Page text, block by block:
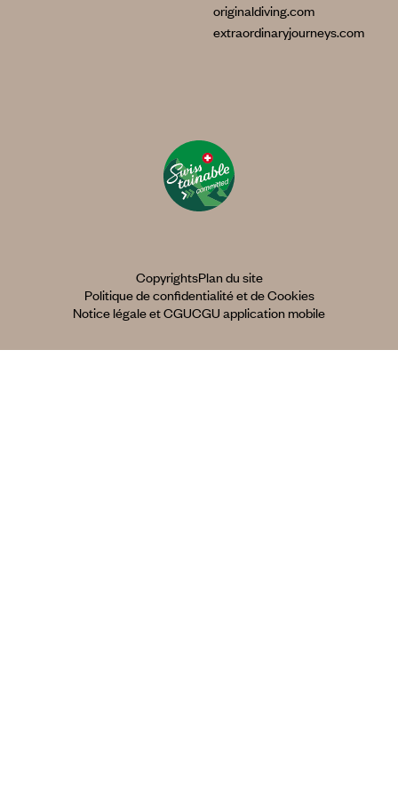
originaldiving.com
extraordinaryjourneys.com
CopyrightsPlan du site
Politique de confidentialité et de Cookies
Notice légale et CGUCGU application mobile